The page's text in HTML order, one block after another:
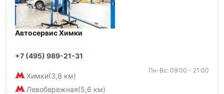
Автосервис Химки
+7 (495) 989-21-31
Химки(3,8 км)
Левобережная(5,6 км)
Пн-Вс: 09:00 - 21:00